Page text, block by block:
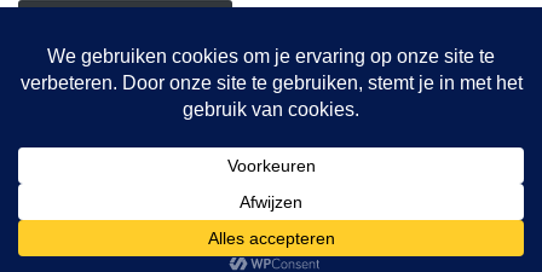
De bakkerij
© {current_year} {site_title}